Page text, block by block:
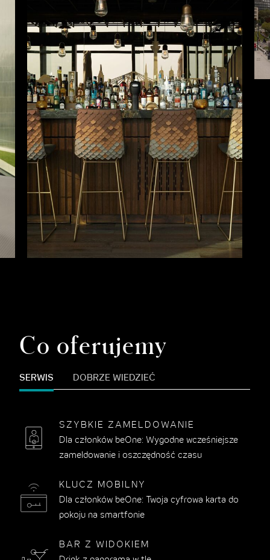
Co oferujemy
SERWIS DOBRZE WIEDZIEĆ
SZYBKIE ZAMELDOWANIE
Dla członków beOne: Wygodne wcześniejsze
zameldowanie i oszczędność czasu
KLUCZ MOBILNY
Dla członków beOne: Twoja cyfrowa karta do
pokoju na smartfonie
BAR Z WIDOKIEM